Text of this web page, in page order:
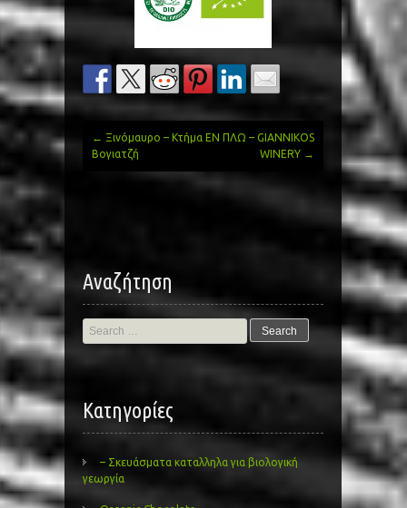
Post
navigation
← Ξινόμαυρο – Κτήμα
Βογιατζή
ΕΝ ΠΛΩ – GIANNIKOS
WINERY →
Αναζήτηση
Search
for:
Kατηγορίες
– Σκευάσματα καταλληλα για βιολογική
γεωργία